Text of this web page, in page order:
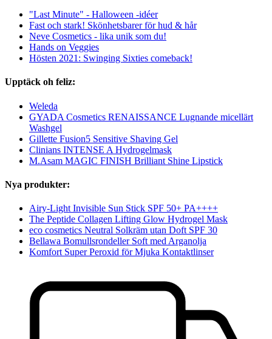
"Last Minute" - Halloween -idéer
Fast och stark! Skönhetsbarer för hud & hår
Neve Cosmetics - lika unik som du!
Hands on Veggies
Hösten 2021: Swinging Sixties comeback!
Upptäck oh feliz:
Weleda
GYADA Cosmetics RENAISSANCE Lugnande micellärt
Washgel
Gillette Fusion5 Sensitive Shaving Gel
Clinians INTENSE A Hydrogelmask
M.Asam MAGIC FINISH Brilliant Shine Lipstick
Nya produkter:
Airy-Light Invisible Sun Stick SPF 50+ PA++++
The Peptide Collagen Lifting Glow Hydrogel Mask
eco cosmetics Neutral Solkräm utan Doft SPF 30
Bellawa Bomullsrondeller Soft med Arganolja
Komfort Super Peroxid för Mjuka Kontaktlinser